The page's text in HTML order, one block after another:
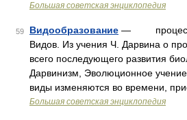
Большая советская энциклопедия
59 Видообразование — процесс
Видов. Из учения Ч. Дарвина о
всего последующего развития
Дарвинизм, Эволюционное
виды изменяются во времени,
Большая советская энциклопедия